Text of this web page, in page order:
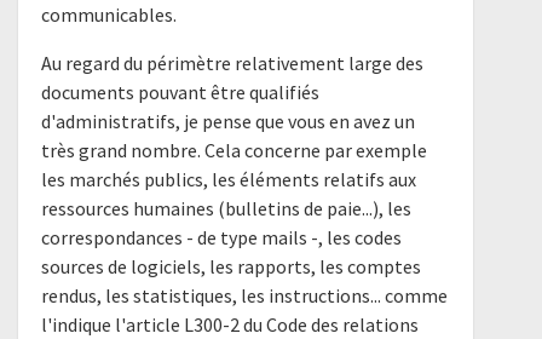
communicables.
Au regard du périmètre relativement large des
documents pouvant être qualifiés
d'administratifs, je pense que vous en avez un
très grand nombre. Cela concerne par exemple
les marchés publics, les éléments relatifs aux
ressources humaines (bulletins de paie...), les
correspondances - de type mails -, les codes
sources de logiciels, les rapports, les comptes
rendus, les statistiques, les instructions... comme
l'indique l'article L300-2 du Code des relations